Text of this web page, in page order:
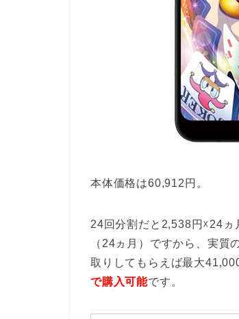
本体価格は60,912円。
24回分割だと2,538円☓24ヵ
（24ヵ月）ですから、実
取りしてもらえば最大
で購入可能です。